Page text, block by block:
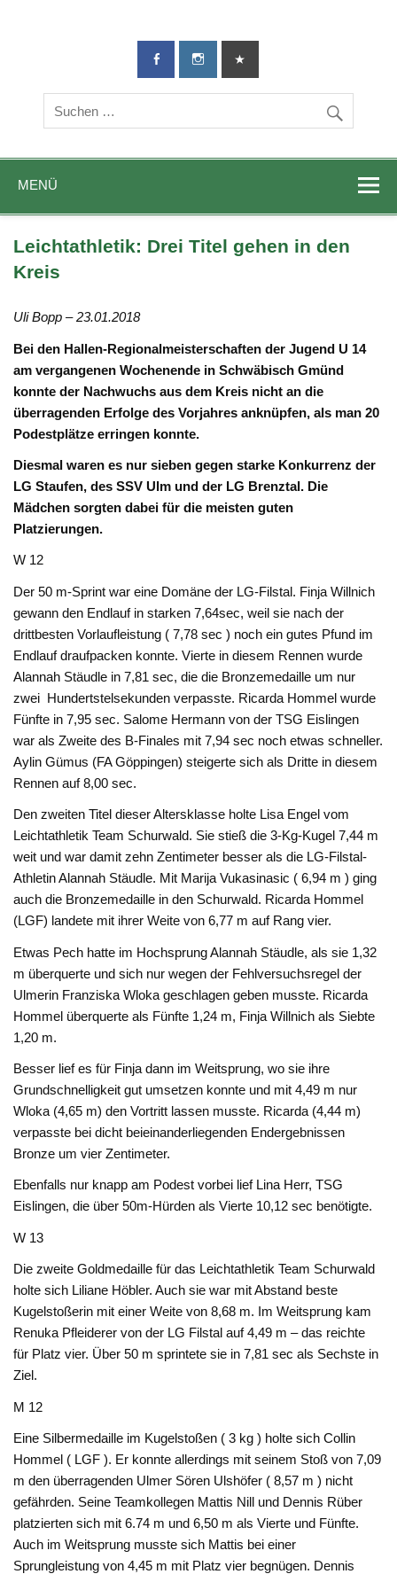
TG-Geislingen
DIE Sportadresse in Geislingen!
MENÜ
Leichtathletik: Drei Titel gehen in den
Kreis
Uli Bopp – 23.01.2018
Bei den Hallen-Regionalmeisterschaften der Jugend U 14
am vergangenen Wochenende in Schwäbisch Gmünd
konnte der Nachwuchs aus dem Kreis nicht an die
überragenden Erfolge des Vorjahres anknüpfen, als man 20
Podestplätze erringen konnte.
Diesmal waren es nur sieben gegen starke Konkurrenz der
LG Staufen, des SSV Ulm und der LG Brenztal. Die
Mädchen sorgten dabei für die meisten guten
Platzierungen.
W 12
Der 50 m-Sprint war eine Domäne der LG-Filstal. Finja Willnich
gewann den Endlauf in starken 7,64sec, weil sie nach der
drittbesten Vorlaufleistung ( 7,78 sec ) noch ein gutes Pfund im
Endlauf draufpacken konnte. Vierte in diesem Rennen wurde
Alannah Stäudle in 7,81 sec, die die Bronzemedaille um nur
zwei Hundertstelsekunden verpasste. Ricarda Hommel wurde
Fünfte in 7,95 sec. Salome Hermann von der TSG Eislingen
war als Zweite des B-Finales mit 7,94 sec noch etwas schneller.
Aylin Gümus (FA Göppingen) steigerte sich als Dritte in diesem
Rennen auf 8,00 sec.
Den zweiten Titel dieser Altersklasse holte Lisa Engel vom
Leichtathletik Team Schurwald. Sie stieß die 3-Kg-Kugel 7,44 m
weit und war damit zehn Zentimeter besser als die LG-Filstal-
Athletin Alannah Stäudle. Mit Marija Vukasinasic ( 6,94 m ) ging
auch die Bronzemedaille in den Schurwald. Ricarda Hommel
(LGF) landete mit ihrer Weite von 6,77 m auf Rang vier.
Etwas Pech hatte im Hochsprung Alannah Stäudle, als sie 1,32
m überquerte und sich nur wegen der Fehlversuchsregel der
Ulmerin Franziska Wloka geschlagen geben musste. Ricarda
Hommel überquerte als Fünfte 1,24 m, Finja Willnich als Siebte
1,20 m.
Besser lief es für Finja dann im Weitsprung, wo sie ihre
Grundschnelligkeit gut umsetzen konnte und mit 4,49 m nur
Wloka (4,65 m) den Vortritt lassen musste. Ricarda (4,44 m)
verpasste bei dicht beieinanderliegenden Endergebnissen
Bronze um vier Zentimeter.
Ebenfalls nur knapp am Podest vorbei lief Lina Herr, TSG
Eislingen, die über 50m-Hürden als Vierte 10,12 sec benötigte.
W 13
Die zweite Goldmedaille für das Leichtathletik Team Schurwald
holte sich Liliane Höbler. Auch sie war mit Abstand beste
Kugelstoßerin mit einer Weite von 8,68 m. Im Weitsprung kam
Renuka Pfleiderer von der LG Filstal auf 4,49 m – das reichte
für Platz vier. Über 50 m sprintete sie in 7,81 sec als Sechste in
Ziel.
M 12
Eine Silbermedaille im Kugelstoßen ( 3 kg ) holte sich Collin
Hommel ( LGF ). Er konnte allerdings mit seinem Stoß von 7,09
m den überragenden Ulmer Sören Ulshöfer ( 8,57 m ) nicht
gefährden. Seine Teamkollegen Mattis Nill und Dennis Rüber
platzierten sich mit 6.74 m und 6,50 m als Vierte und Fünfte.
Auch im Weitsprung musste sich Mattis bei einer
Sprungleistung von 4,45 m mit Platz vier begnügen. Dennis